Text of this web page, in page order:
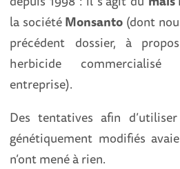
la sociétéMonsanto (dont
précédent dossier, à
herbicide
entreprise).
Des tentatives afin d’utiliser
génétiquement modifiés
n’ont mené à rien.